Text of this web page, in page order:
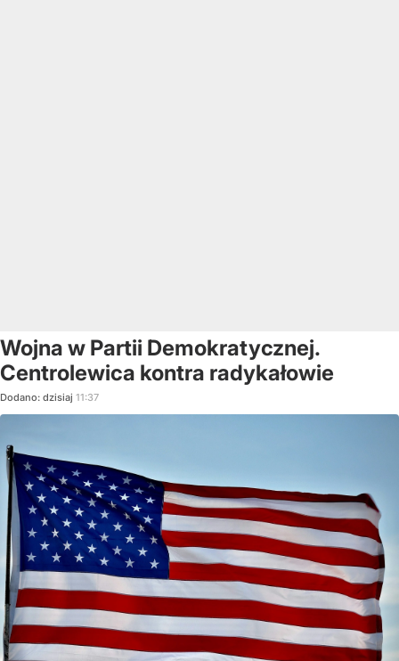
Wojna w Partii Demokratycznej.
Centrolewica kontra radykałowie
Dodano: dzisiaj 11:37